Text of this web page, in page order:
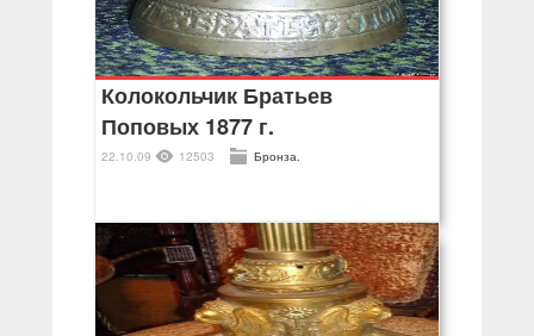
Колокольчик Братьев
Поповых 1877 г.
22.10.09 12503 Бронза.